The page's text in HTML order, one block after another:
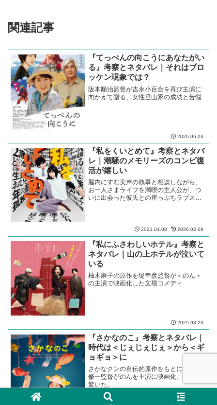
関連記事
『てっぺんの向こうにあなたがい
る』考察とネタバレ｜それはブロ
ッケン現象では？
阪本順治監督が吉永小百合を再び主演に
向かえて贈る、女性登山家の成功と苦悩
2026.06.06
『私をくいとめて』考察とネタバ
レ｜潮騒のメモリーズのコンビ復
活が嬉しい
脳内にすむ美声の執事と相談しながら、
お一人さまライフを満喫の主人公が、つ
いに出会った彼氏との崖っぷちラブスト
2021.04.08 2026.02.08
『私にふさわしいホテル』考察と
ネタバレ｜山の上ホテルが泣いて
いる
柚木麻子の原作を堤幸彦監督が＜のん＞
の主演で映画化した文壇コメディ
2025.03.23
『さかなのこ』考察とネタバレ｜
時代は＜じぇじぇじぇ＞から＜ギ
ョギョ＞に
さかなクンの自伝的原作をもとに、沖田
修一監督がのんを主演に映画化。これは
驚いた。